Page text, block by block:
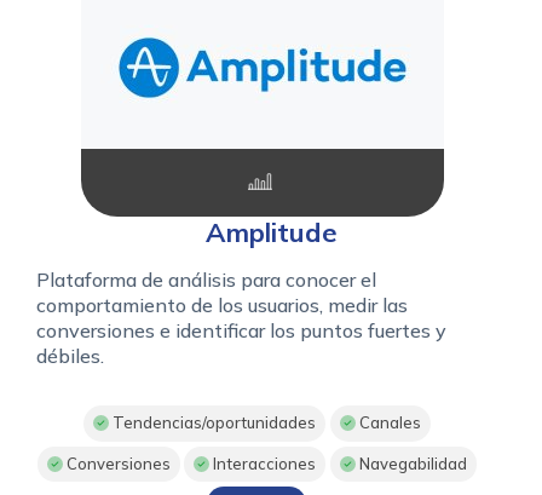
Amplitude
Plataforma de análisis para conocer el
comportamiento de los usuarios, medir las
conversiones e identificar los puntos fuertes y
débiles.
Tendencias/oportunidades Canales
Conversiones Interacciones Navegabilidad